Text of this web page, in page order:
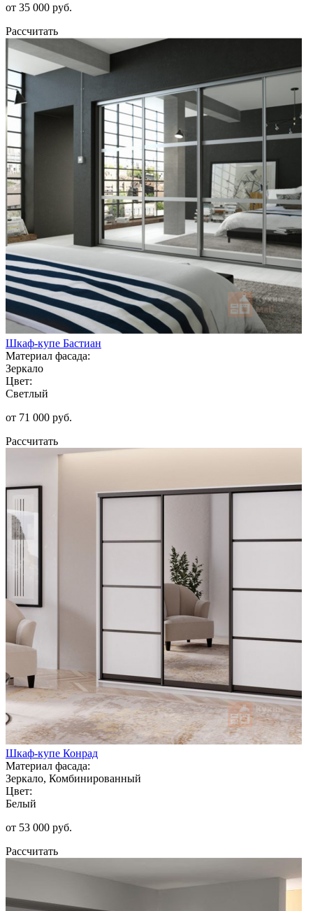
от 35 000 руб.
Рассчитать
Шкаф-купе Бастиан
Материал фасада:
Зеркало
Цвет:
Светлый
от 71 000 руб.
Рассчитать
Шкаф-купе Конрад
Материал фасада:
Зеркало, Комбинированный
Цвет:
Белый
от 53 000 руб.
Рассчитать